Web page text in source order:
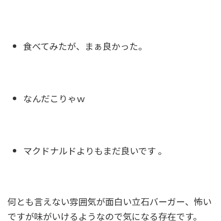
食べてみたが、まぁ良かった。
なんだこりゃｗ
マクドナルドよりもまだ良いです 。
何とも言えない雰囲気が面白い立石バーガー、怖い
ですが味がいけるようなので気になる存在です。